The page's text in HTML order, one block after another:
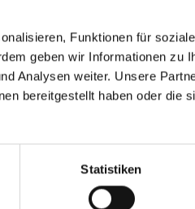
Funktionen für
geben wir Informationen zu
Analysen weiter. Unsere
bereitgestellt haben oder die
Statistiken
Umrechnungsfaktoren